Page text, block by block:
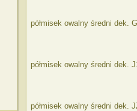
półmisek owalny średni dek.
półmisek owalny średni dek.
półmisek owalny średni dek.